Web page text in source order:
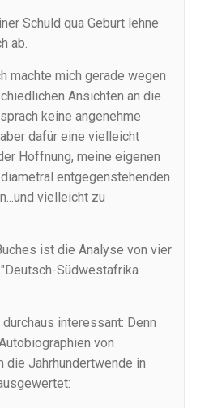
Schuld qua Geburt lehne
ab.
machte mich gerade wegen
Ansichten an die
keine angenehme
dafür eine vielleicht
Hoffnung, meine eigenen
entgegenstehenden
vielleicht zu
ist die Analyse von vier
"Deutsch-Südwestafrika
interessant: Denn
von
die Jahrhundertwende in